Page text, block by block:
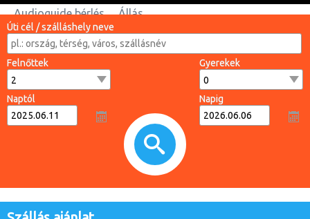
Audioguide bérlés Állás
Úti cél / szálláshely neve
Felnőttek Gyerekek
Naptól Napig